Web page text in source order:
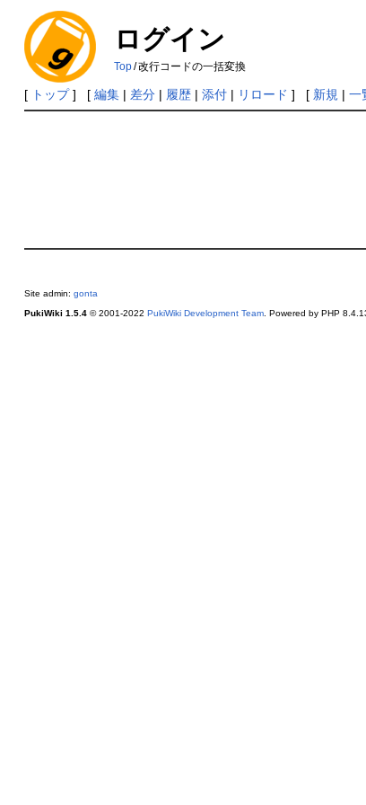
ログイン
Top/改行コードの一括変換
[ トップ] [ 編集| 差分| 履歴| 添付| リロード ] [ 新規 | 一
Site admin: gonta
PukiWiki 1.5.4© 2001-2022 PukiWiki Development Team. Powered by PHP